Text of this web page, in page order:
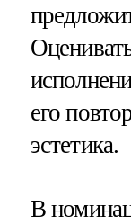
его
эстетика.
В